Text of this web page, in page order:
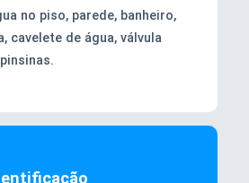
no piso, parede, banheiro,
cavelete de água, válvula